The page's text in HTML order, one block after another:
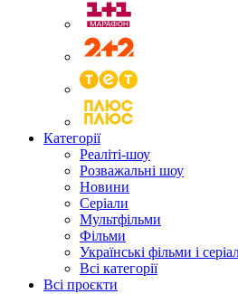
Категорії
Реаліті-шоу
Розважальні шоу
Новини
Серіали
Мультфільми
Фільми
Українські фільми і
Всі категорії
Всі проєкти